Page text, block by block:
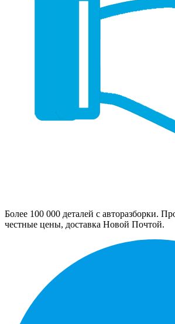
Более 100 000 деталей с авторазборки.
честные цены, доставка Новой Почтой.